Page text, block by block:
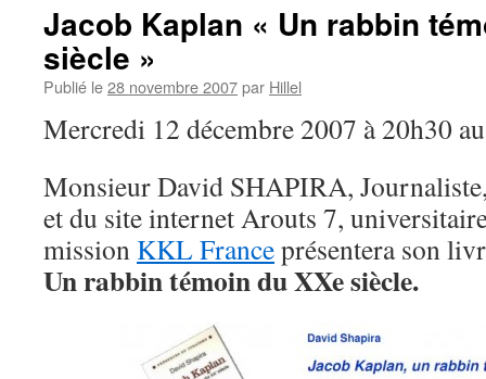
Jacob Kaplan « Un rabbin
siècle »
Publié le28 novembre 2007par Hillel
Mercredi 12 décembre 2007 à 20h30
Monsieur David SHAPIRA,
et du site internet Arouts 7,
mission KKL Franceprésentera son
Un rabbin témoin du XXe siècle.